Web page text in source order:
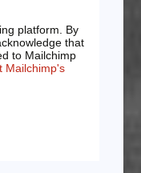
platform. By
that
to Mailchimp
Mailchimp's